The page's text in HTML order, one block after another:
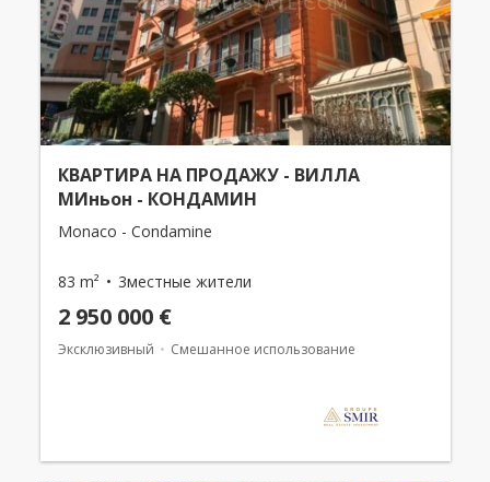
КВАРТИРА НА ПРОДАЖУ - ВИЛЛА
МИньон - КОНДАМИН
Monaco - Condamine
83 m² 3местные жители
2 950 000 €
Эксклюзивный Смешанное использование